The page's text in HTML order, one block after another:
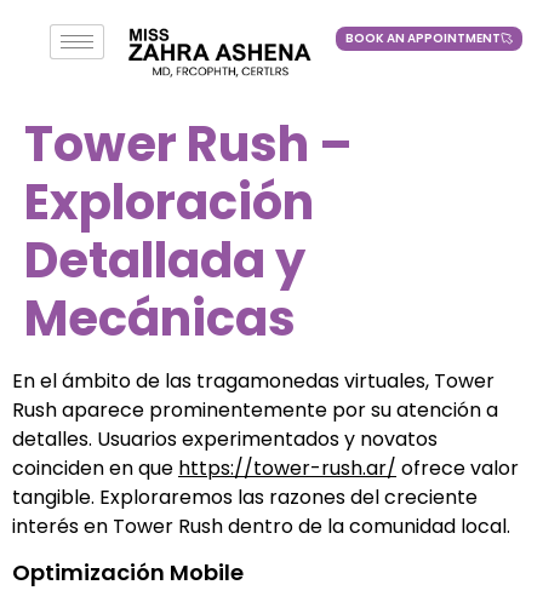
BOOK AN APPOINTMENT
BOOK AN APPOINTMENT
Tower Rush –
Exploración
Detallada y
Mecánicas
En el ámbito de las tragamonedas virtuales, Tower
Rush aparece prominentemente por su atención a
detalles. Usuarios experimentados y novatos
coinciden en que https://tower-rush.ar/ ofrece valor
tangible. Exploraremos las razones del creciente
interés en Tower Rush dentro de la comunidad local.
Optimización Mobile